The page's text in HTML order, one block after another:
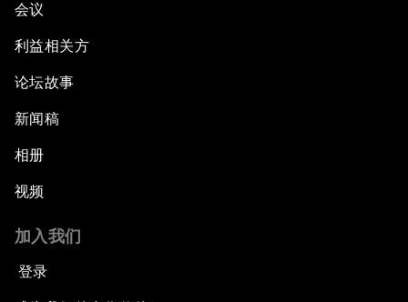
会议
利益相关方
论坛故事
新闻稿
相册
视频
加入我们
登录